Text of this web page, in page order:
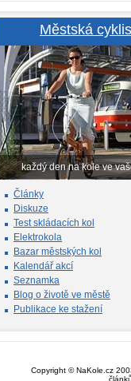
Městská
každý den na kole ve
Články
Diskuze
Test skládacích kol
Elektrokola
Bazar městských kol
Kalendář akcí
Seznamka
Blog o životě ve městě
Publikace ke stažení
Copyright © NaKole.cz